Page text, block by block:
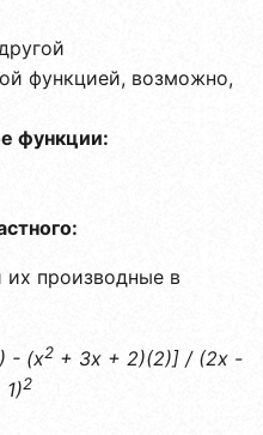
функцией, возможно,
функции:
их производные в
- (x2+ 3x + 2)(2)] / (2x -
1)2